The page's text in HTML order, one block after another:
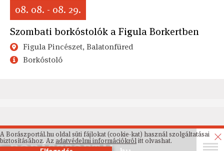
08. 08. - 08. 29.
Szombati borkóstolók a Figula Borkertben
Figula Pincészet, Balatonfüred
Borkóstoló
A Borászportál.hu oldal süti fájlokat (cookie-kat) használ szolgáltatásai
biztosításához. Az adatvédelmi információkrólitt olvashat.